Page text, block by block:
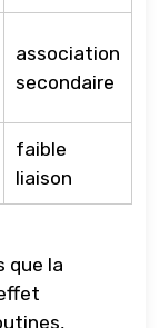
association
secondaire
faible
liaison
que la